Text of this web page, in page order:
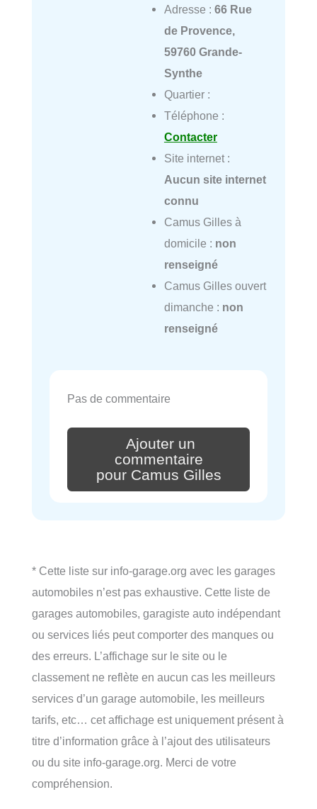
Adresse : 66 Rue
de Provence,
59760 Grande-
Synthe
Quartier :
Téléphone :
Contacter
Site internet :
Aucun site internet
connu
Camus Gilles à
domicile : non
renseigné
Camus Gilles ouvert
dimanche : non
renseigné
Pas de commentaire
Ajouter un
commentaire
pour Camus Gilles
* Cette liste sur info-garage.org avec les garages
automobiles n’est pas exhaustive. Cette liste de
garages automobiles, garagiste auto indépendant
ou services liés peut comporter des manques ou
des erreurs. L’affichage sur le site ou le
classement ne reflète en aucun cas les meilleurs
services d’un garage automobile, les meilleurs
tarifs, etc… cet affichage est uniquement présent à
titre d’information grâce à l’ajout des utilisateurs
ou du site info-garage.org. Merci de votre
compréhension.